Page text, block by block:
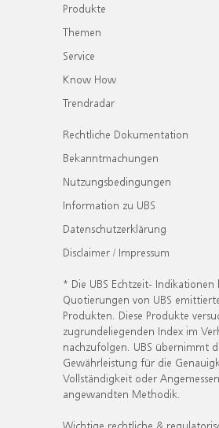
Produkte
Themen
Service
Know How
Trendradar
Rechtliche Dokumentation
Bekanntmachungen
Nutzungsbedingungen
Information zu UBS
Datenschutzerklärung
Disclaimer / Impressum
* Die UBS Echtzeit- Indikationen
Quotierungen von UBS
Produkten. Diese Produkte
zugrundeliegenden Index im
nachzufolgen. UBS übernimmt
Gewährleistung für die
Vollständigkeit oder
angewandten Methodik.